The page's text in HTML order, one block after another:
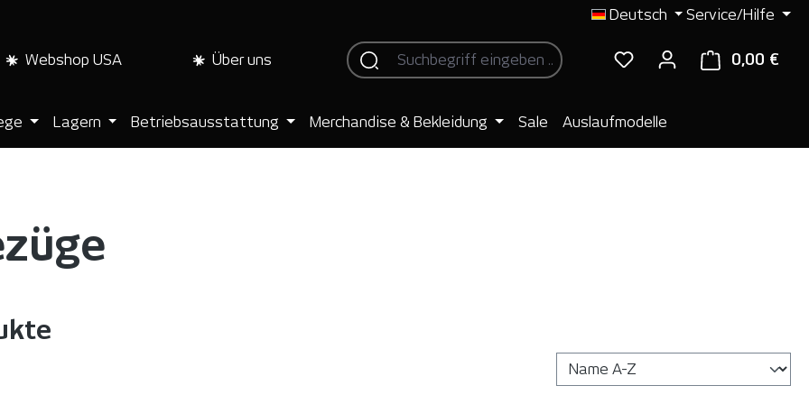
Deutsch Service/Hilfe
Webshop USA Über uns 0,00 €
Lagern Betriebsausstattung Merchandise & Bekleidung Sale Auslaufmodelle